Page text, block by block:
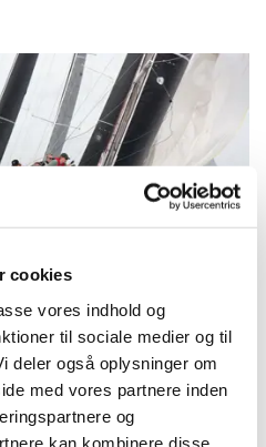
cookies
vores indhold og
til sociale medier og til
deler også oplysninger om
med vores partnere inden
og
kan kombinere disse
til Øresund
rykker det populære
hvor klubberne i
arrangør.